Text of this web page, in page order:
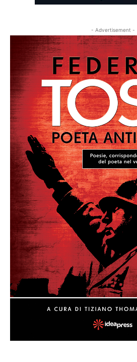
- Advertisement -